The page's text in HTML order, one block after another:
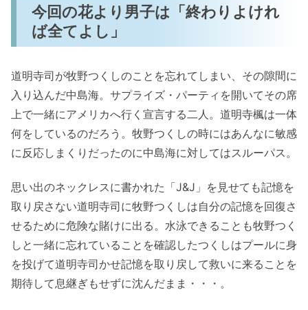
今回の花より男子は「終わりよけれ
ば全てよし」
道明寺司が牧野つくしのことを忘れてしまい、その隙間に
入り込んだ中島海。サプライズ・パーティを開いてその席
上で一緒にアメリカへ行く宣言する二人。道明寺楓は一体
何をしているのだろう。牧野つくしの時にはあんなに敏感
に反応しまくりだったのに中島海に対してはスルーパス。
思い出のネックレスに書かれた「J&J」を見せても記憶を
取り戻さない道明寺司に牧野つくしは自分の記憶を回復さ
せるために危険な賭けに出る。水泳できることも牧野つく
しと一緒に忘れていることを確認したつくしはプールに身
を投げて道明寺司かせ記憶を取り戻して救いに来ることを
期待して息継ぎもせずに沈んだまま・・・。